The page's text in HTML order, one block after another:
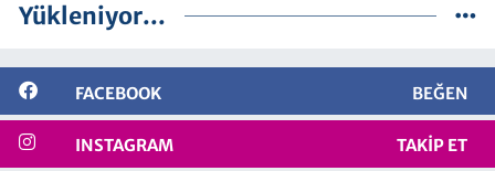
Yükleniyor...
FACEBOOK BEĞEN
INSTAGRAM TAKIP ET